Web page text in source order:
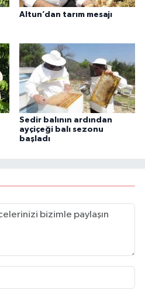
Altun’dan tarım mesajı
Sedir balının ardından
ayçiçeği balı sezonu
başladı